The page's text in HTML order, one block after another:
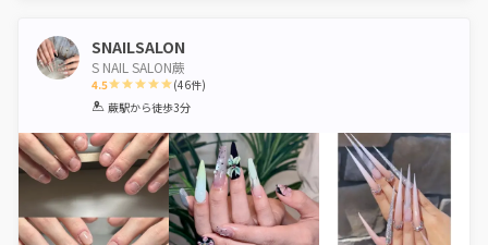
SNAILSALON
S NAIL SALON蕨
4.5
1 2 3 4 5
(46件)
蕨駅から徒歩3分